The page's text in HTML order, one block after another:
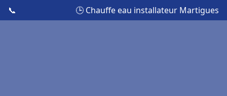
📞 🕒 Chauffe eau installateur Martigues